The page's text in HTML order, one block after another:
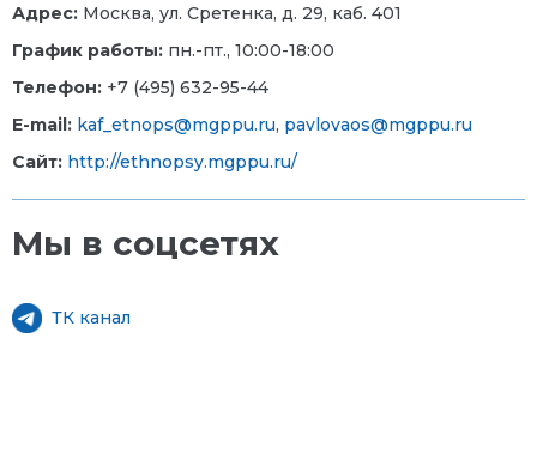
Адрес: Москва, ул. Сретенка, д. 29, каб. 401
График работы: пн.-пт., 10:00-18:00
Телефон: +7 (495) 632-95-44
E-mail: kaf_etnops@mgppu.ru, pavlovaos@mgppu.ru
Сайт: http://ethnopsy.mgppu.ru/
Мы в соцсетях
ТК канал